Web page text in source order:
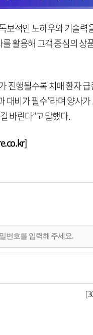
보적인 노하우와 기술력
활용해 고객 중심의 상
진행될수록 치매 환자
대비가 필수”라며 양사
바란다”고 말했다.
[